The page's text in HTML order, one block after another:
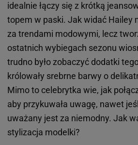
idealnie łączy się z krótką
topem w paski. Jak widać Hailey
za trendami modowymi, lecz
ostatnich wybiegach sezonu
trudno było zobaczyć dodatki
królowały srebrne barwy o
Mimo to celebrytka wie, jak
aby przykuwała uwagę, nawet
uważany jest za niemodny. Jak
stylizacja modelki?